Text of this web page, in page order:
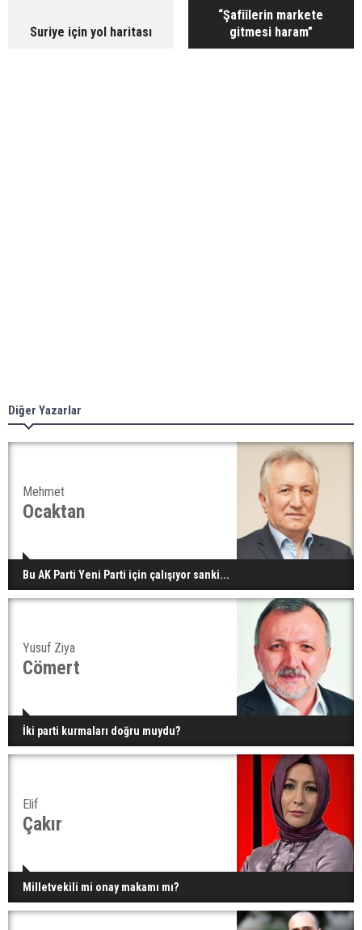
Suriye için yol haritası
“Şafiîlerin markete
gitmesi haram”
Diğer Yazarlar
Mehmet
Ocaktan
Bu AK Parti Yeni Parti için çalışıyor sanki...
Yusuf Ziya
Cömert
İki parti kurmaları doğru muydu?
Elif
Çakır
Milletvekili mi onay makamı mı?